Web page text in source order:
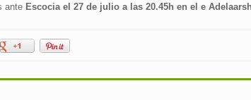
ante Escocia el 27 de julio a las 20.45h en el e